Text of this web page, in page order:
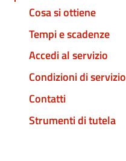
Cosa si ottiene
Tempi e scadenze
Accedi al servizio
Condizioni di servizio
Contatti
Strumenti di tutela